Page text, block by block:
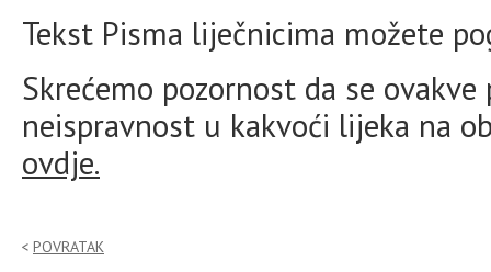
Tekst Pisma liječnicima možete
Skrećemo pozornost da se
neispravnost u kakvoći lijeka na
ovdje.
POVRATAK